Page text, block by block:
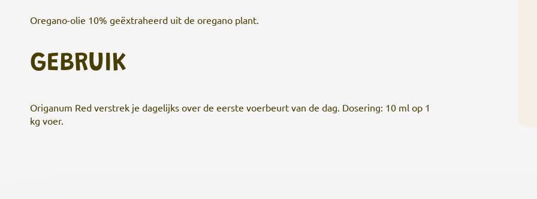
Oregano-olie 10% geëxtraheerd uit de oregano plant.
GEBRUIK
Origanum Red verstrek je dagelijks over de eerste voerbeurt van de dag. Dosering: 10 ml op 1
kg voer.